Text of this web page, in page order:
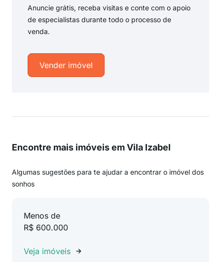
Anuncie grátis, receba visitas e conte com o apoio
de especialistas durante todo o processo de
venda.
Vender imóvel
Encontre mais imóveis em Vila Izabel
Algumas sugestões para te ajudar a encontrar o imóvel dos
sonhos
Menos de
R$ 600.000
Veja imóveis